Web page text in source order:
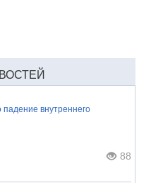
внутреннего
88